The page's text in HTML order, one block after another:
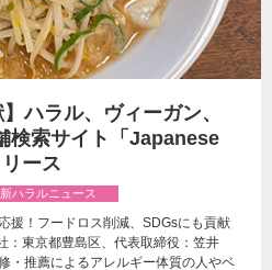
ハラル、ヴィーガン、
検索サイト「Japanese
ース
ハラルニュース
援！フードロス削減、SDGsにも貢献
：東京都豊島区、代表取締役：笠井
・推薦によるアレルギー体質の人やベ